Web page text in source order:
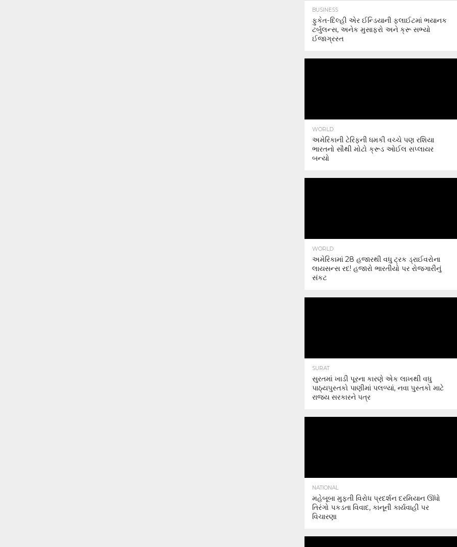
BUSINESS
ફુકેત-દિલ્હી એર ઈન્ડિયાની ફ્લાઈટમાં ભયાનક
ટર્બુલન્સ, અનેક મુસાફરો અને ક્રૂ સભ્યો
ઈજાગ્રસ્ત
WORLD
અમેરિકાની ટેરિફની ધમકી વચ્ચે પણ રશિયા
ભારતનો સૌથી મોટો ક્રૂડ ઓઈલ સપ્લાયર
બન્યો
WORLD
અમેરિકામાં 28 હજારથી વધુ ટ્રક ડ્રાઈવરોના
લાયસન્સ રદ! હજારો ભારતીયો પર રોજગારીનું
સંકટ
SURAT
સુરતમાં ખાડી પૂરના કારણે એક લાખથી વધુ
પાઠ્યપુસ્તકો પાણીમાં પલળ્યાં, નવા પુસ્તકો માટે
રાજ્ય સરકારને પત્ર
NATIONAL
મહેબૂબા મુફ્તી વિરોધ પ્રદર્શન દરમિયાન ઊંધો
તિરંગો પકડતા વિવાદ, કાનૂની કાર્યવાહી પર
વિચારણા